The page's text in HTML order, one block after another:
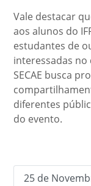
Vale destacar
aos alunos do
estudantes de
interessadas
SECAE busca
diferentes
do evento.
25 de